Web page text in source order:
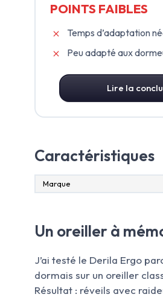
POINTS FAIBLES
Temps d’adaptation
Peu adapté aux
Lire la
Caractéristiques
Marque
Un oreiller à
J’ai testé le Derila Ergo
dormais sur un oreiller
Résultat : réveils avec